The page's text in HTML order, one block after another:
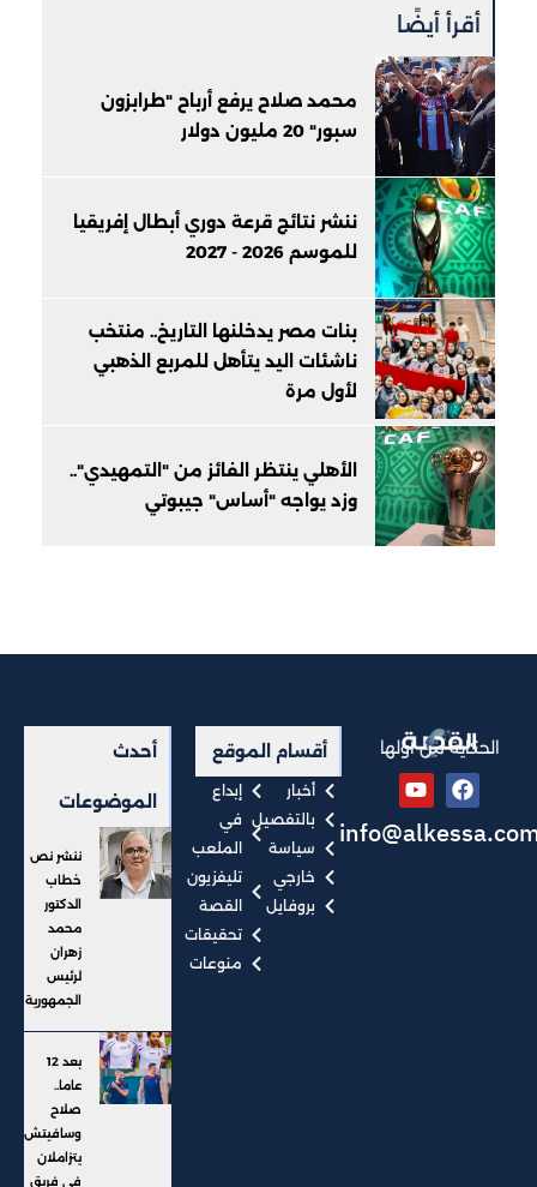
أقرأ أيضًا
محمد صلاح يرفع أرباح "طرابزون
سبور" 20 مليون دولار
ننشر نتائج قرعة دوري أبطال إفريقيا
للموسم 2026 - 2027
بنات مصر يدخلنها التاريخ.. منتخب
ناشئات اليد يتأهل للمربع الذهبي
لأول مرة
الأهلي ينتظر الفائز من "التمهيدي"..
وزد يواجه "أساس" جيبوتي
الحكاية من أولها أقسام الموقع
أخبار
بالتفصيل
سياسة
خارجي
بروفايل
إبداع
في
الملعب
تليفزيون
القصة
تحقيقات
منوعات
أحدث
الموضوعات
ننشر نص
خطاب
الدكتور
محمد
زهران
لرئيس
الجمهورية
بعد 12
عاما..
صلاح
وسافيتش
يتزاملان
في فريق